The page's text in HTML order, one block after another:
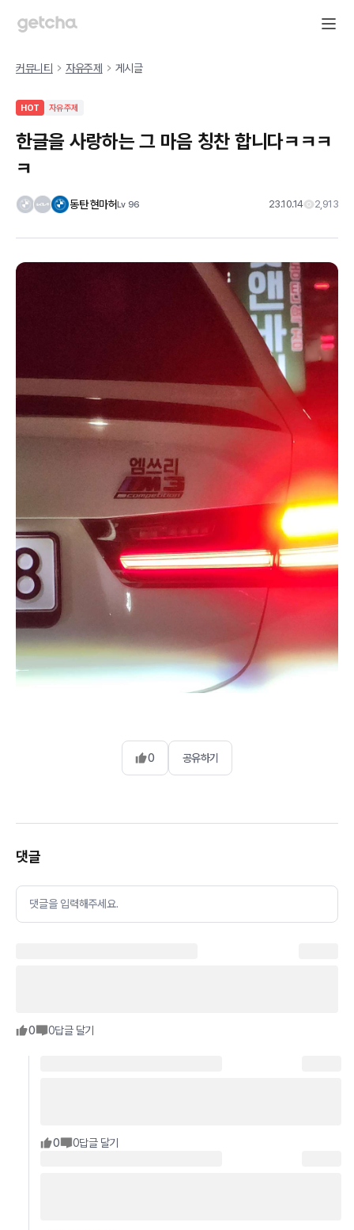
커뮤니티 자유주제 게시글
HOT 자유주제
한글을 사랑하는 그 마음 칭찬 합니다ㅋㅋㅋ
ㅋ
동탄 현마허Lv 96 23.10.14 2,913
0 공유하기
댓글
댓글을 입력해주세요.
0 0답글 달기
0 0답글 달기